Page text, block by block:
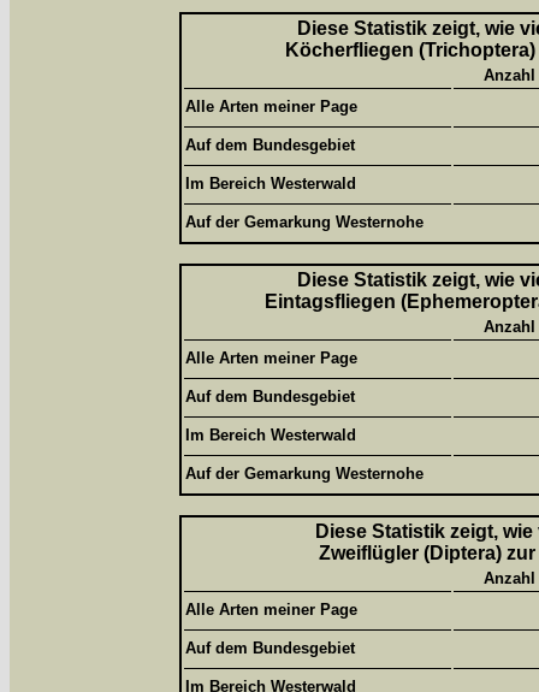
Diese Statistik zeigt, wie
Köcherfliegen
Alle Arten meiner Page
Auf dem Bundesgebiet
Im Bereich Westerwald
Auf der Gemarkung Westernohe
Diese Statistik zeigt, wie
Eintagsfliegen
Alle Arten meiner Page
Auf dem Bundesgebiet
Im Bereich Westerwald
Auf der Gemarkung Westernohe
Diese Statistik zeigt,
Zweiflügler (Diptera)
Alle Arten meiner Page
Auf dem Bundesgebiet
Im Bereich Westerwald